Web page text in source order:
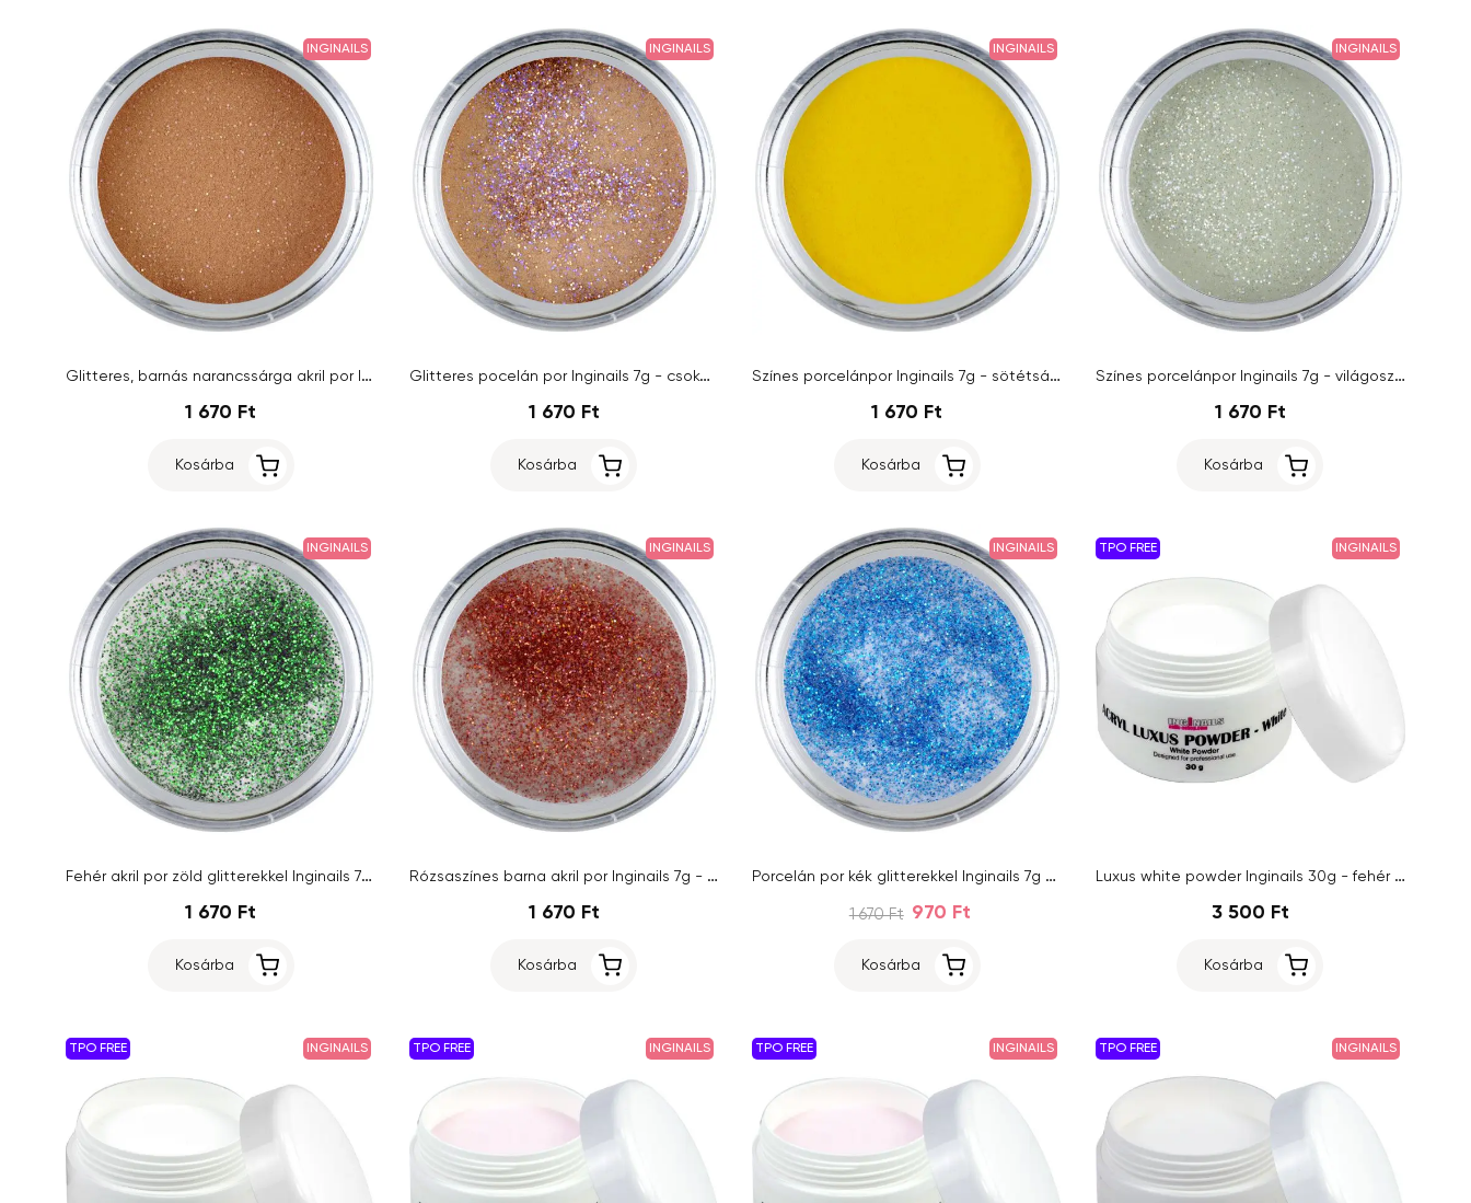
INGINAILS
Glitteres, barnás narancssárga akril por Inginails 7g - Russett Glitter
1 670 Ft
Kosárba
INGINAILS
Glitteres pocelán por Inginails 7g - csokoládébarna - Dark Brown Glitter
1 670 Ft
Kosárba
INGINAILS
Színes porcelánpor Inginails 7g - sötétsárga - Pure Yellow
1 670 Ft
Kosárba
INGINAILS
Színes porcelánpor Inginails 7g - világoszöld - Green Glitter
1 670 Ft
Kosárba
INGINAILS
Fehér akril por zöld glitterekkel Inginails 7g - Green Shimmer
1 670 Ft
Kosárba
INGINAILS
Rózsaszínes barna akril por Inginails 7g - Copper Shimmer
1 670 Ft
Kosárba
INGINAILS
Porcelán por kék glitterekkel Inginails 7g - Turquoise Shimmer
1 670 Ft 970 Ft
Kosárba
TPO FREE INGINAILS
Luxus white powder Inginails 30g - fehér porcelán por
3 500 Ft
Kosárba
TPO FREE INGINAILS TPO FREE INGINAILS TPO FREE INGINAILS TPO FREE INGINAILS